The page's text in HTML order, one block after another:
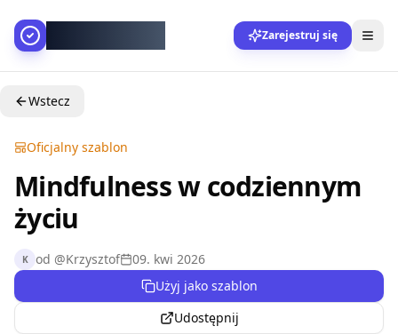
Zarejestruj się
Wstecz
Oficjalny szablon
Mindfulness w codziennym
życiu
K od @Krzysztof
09. kwi 2026
Użyj jako szablon
Udostępnij